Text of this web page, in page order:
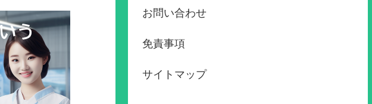
お問い合わせ
免責事項
サイトマップ